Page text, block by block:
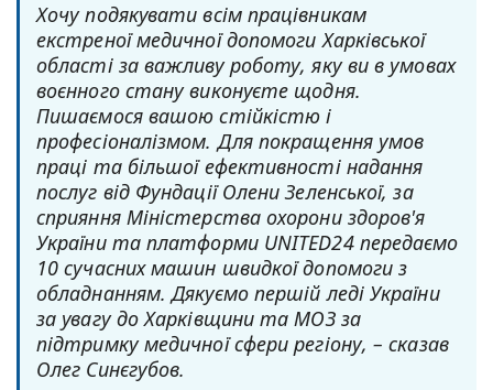
Хочу подякувати всім працівникам
екстреної медичної допомоги Харківської
області за важливу роботу, яку ви в умовах
воєнного стану виконуєте щодня.
Пишаємося вашою стійкістю і
професіоналізмом. Для покращення умов
праці та більшої ефективності надання
послуг від Фундації Олени Зеленської, за
сприяння Міністерства охорони здоров'я
України та платформи UNITED24 передаємо
10 сучасних машин швидкої допомоги з
обладнанням. Дякуємо першій леді України
за увагу до Харківщини та МОЗ за
підтримку медичної сфери регіону, – сказав
Олег Синєгубов.